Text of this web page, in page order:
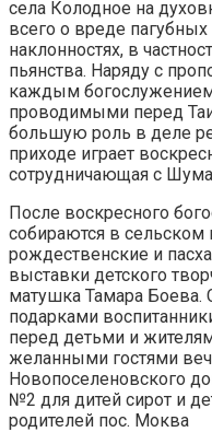
села Колодное на
всего о вреде
наклонностях, в
пьянства. Наряду с
каждым
проводимыми перед
большую роль в деле
приходе играет
сотрудничающая с
После воскресного
собираются в сельском
рождественские и
выставки детского
матушка Тамара Боева.
подарками
перед детьми и
желанными гостями
Новопоселеновского
№2 для дитей сирот и
родителей пос. Моква